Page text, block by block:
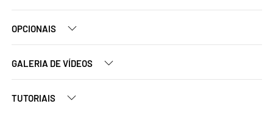
OPCIONAIS
GALERIA DE VÍDEOS
TUTORIAIS